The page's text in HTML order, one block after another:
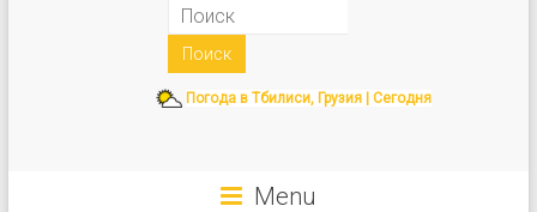
Погода в Тбилиси, Грузия | Сегодня
Menu